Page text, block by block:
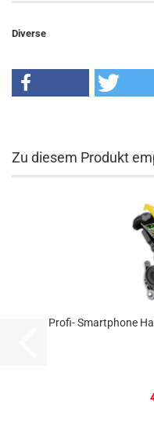
Diverse
Zu diesem Produkt
Profi- Smartphone